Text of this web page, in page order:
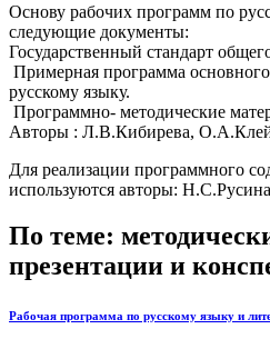
Основу рабочих программ по
следующие документы:
Государственный стандарт
Примерная программа
русскому языку.
Программно- методические
Авторы : Л.В.Кибирева,
Для реализации программного
используются авторы:
По теме:
презентации и
Рабочая программа по русскому языку и